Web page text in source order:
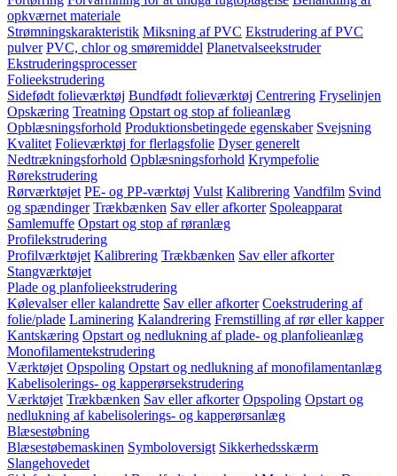
opkværnet materiale
Strømningskarakteristik Miksning af PVC Ekstrudering af PVC
pulver PVC, chlor og smøremiddel Planetvalseekstruder
Ekstruderingsprocesser
Folieekstrudering
Sidefødt folieværktøj Bundfødt folieværktøj Centrering Fryselinjen
Opskæring Treatning Opstart og stop af folieanlæg
Opblæsningsforhold Produktionsbetingede egenskaber Svejsning
Kvalitet Folieværktøj for flerlagsfolie Dyser generelt
Nedtrækningsforhold Opblæsningsforhold Krympefolie
Rørekstrudering
Rørværktøjet PE- og PP-værktøj Vulst Kalibrering Vandfilm Svind
og spændinger Trækbænken Sav eller afkorter Spoleapparat
Samlemuffe Opstart og stop af røranlæg
Profilekstrudering
Profilværktøjet Kalibrering Trækbænken Sav eller afkorter
Stangværktøjet
Plade og planfolieekstrudering
Kølevalser eller kalandrette Sav eller afkorter Coekstrudering af
folie/plade Laminering Kalandrering Fremstilling af rør eller kapper
Kantskæring Opstart og nedlukning af plade- og planfolieanlæg
Monofilamentekstrudering
Værktøjet Opspoling Opstart og nedlukning af monofilamentanlæg
Kabelisolerings- og kapperørsekstrudering
Værktøjet Trækbænken Sav eller afkorter Opspoling Opstart og
nedlukning af kabelisolerings- og kapperørsanlæg
Blæsestøbning
Blæsestøbemaskinen Symboloversigt Sikkerhedsskærm
Slangehovedet